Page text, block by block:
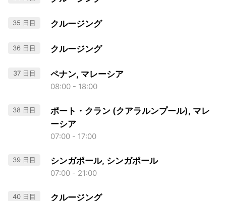
35 日目 クルージング
36 日目 クルージング
37 日目 ペナン, マレーシア
08:00 - 18:00
38 日目
ポート・クラン (クアラルンプール), マレ
ーシア
07:00 - 17:00
39 日目 シンガポール, シンガポール
07:00 - 21:00
40 日目 クルージング